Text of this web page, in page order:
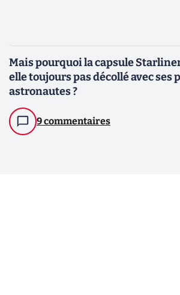
Mais pourquoi la capsule
elle toujours pas décollé avec ses
astronautes ?
9 commentaires